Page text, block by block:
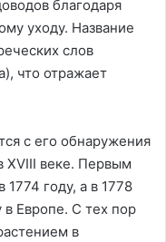
благодаря
уходу. Название
слов
что отражает
с его обнаружения
XVIII веке. Первым
году, а в 1778
в Европе. С тех пор
в